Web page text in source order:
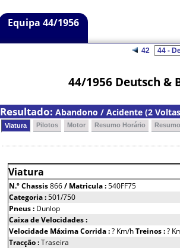
Equipa 44/1956
42
44/1956 Deutsch &
Resultado: Abandono / Acidente (2
Viatura Pilotos Motor Resumo Horário
Viatura
N.º Chassis866/ Matricula :540FF75
Categoria :501/750
Pneus : Dunlop
Caixa de Velocidades :
Velocidade Máxima Corrida :? Km/hTreinos :?
Tracção :Traseira